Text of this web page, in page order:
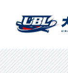
SITEMAP
首頁